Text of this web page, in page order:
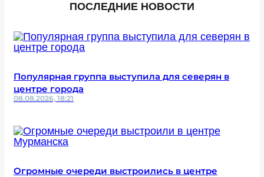
ПОСЛЕДНИЕ НОВОСТИ
Популярная группа выступила для северян в
центре города
08.08.2026, 18:21
Огромные очереди выстроились в центре